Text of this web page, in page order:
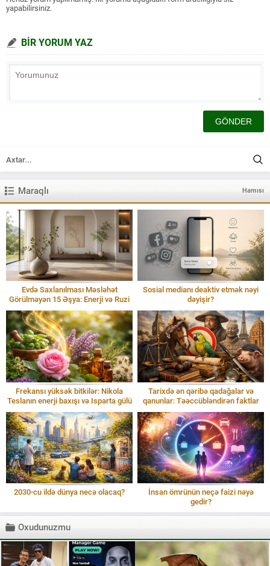
yapabilirsiniz.
BİR YORUM YAZ
Maraqlı Hamısı
Evdə Saxlanılması Məsləhət
Görülməyən 15 Əşya: Enerji və Ruzi
Sosial medianı deaktiv etmək nəyi
dəyişir?
Frekansı yüksək bitkilər: Nikola
Teslanın enerji baxışı və Isparta gülü
Tarixdə ən qəribə qadağalar və
qanunlar: Təəccübləndirən faktlar
2030-cu ildə dünya necə olacaq?
İnsan ömrünün neçə faizi nəyə
gedir?
Oxudunuzmu